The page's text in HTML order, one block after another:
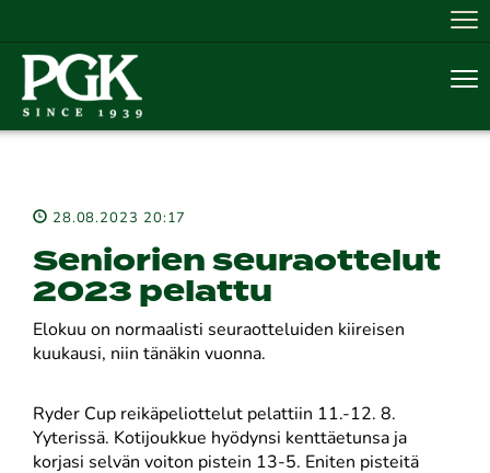
28.08.2023 20:17
Seniorien seuraottelut
2023 pelattu
Elokuu on normaalisti seuraotteluiden kiireisen
kuukausi, niin tänäkin vuonna.
Ryder Cup reikäpeliottelut pelattiin 11.-12. 8.
Yyterissä. Kotijoukkue hyödynsi kenttäetunsa ja
korjasi selvän voiton pistein 13-5. Eniten pisteitä